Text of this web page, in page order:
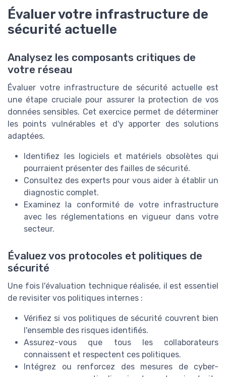
Évaluer votre infrastructure de
sécurité actuelle
Analysez les composants critiques de
votre réseau
Évaluer votre infrastructure de sécurité actuelle est
une étape cruciale pour assurer la protection de vos
données sensibles. Cet exercice permet de déterminer
les points vulnérables et d'y apporter des solutions
adaptées.
Identifiez les logiciels et matériels obsolètes qui
pourraient présenter des failles de sécurité.
Consultez des experts pour vous aider à établir un
diagnostic complet.
Examinez la conformité de votre infrastructure
avec les réglementations en vigueur dans votre
secteur.
Évaluez vos protocoles et politiques de
sécurité
Une fois l'évaluation technique réalisée, il est essentiel
de revisiter vos politiques internes :
Vérifiez si vos politiques de sécurité couvrent bien
l'ensemble des risques identifiés.
Assurez-vous que tous les collaborateurs
connaissent et respectent ces politiques.
Intégrez ou renforcez des mesures de cyber-